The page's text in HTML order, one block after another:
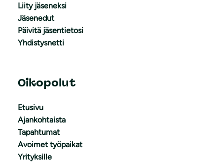
Liity jäseneksi
Jäsenedut
Päivitä jäsentietosi
Yhdistysnetti
Oikopolut
Etusivu
Ajankohtaista
Tapahtumat
Avoimet työpaikat
Yrityksille